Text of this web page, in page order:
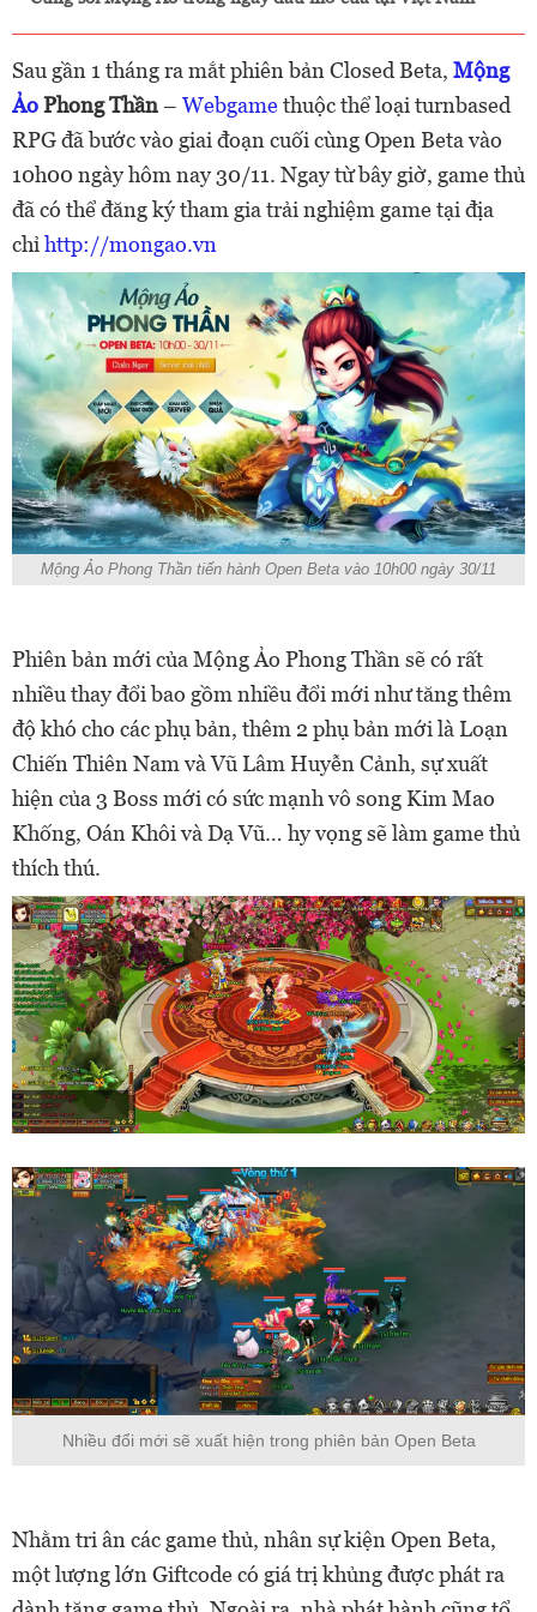
Sau gần 1 tháng ra mắt phiên bản Closed Beta, Mộng
ẢoPhong Thần – Webgamethuộc thể loại turnbased
RPG đã bước vào giai đoạn cuối cùng Open Beta vào
10h00 ngày hôm nay 30/11. Ngay từ bây giờ, game thủ
đã có thể đăng ký tham gia trải nghiệm game tại địa
chỉ http://mongao.vn
Mộng Ảo Phong Thần tiến hành Open Beta vào 10h00 ngày 30/11
Phiên bản mới của Mộng Ảo Phong Thần sẽ có rất
nhiều thay đổi bao gồm nhiều đổi mới như tăng thêm
độ khó cho các phụ bản, thêm 2 phụ bản mới là Loạn
Chiến Thiên Nam và Vũ Lâm Huyễn Cảnh, sự xuất
hiện của 3 Boss mới có sức mạnh vô song Kim Mao
Khống, Oán Khôi và Dạ Vũ… hy vọng sẽ làm game thủ
thích thú.
Nhiều đổi mới sẽ xuất hiện trong phiên bản Open Beta
Nhằm tri ân các game thủ, nhân sự kiện Open Beta,
một lượng lớn Giftcode có giá trị khủng được phát ra